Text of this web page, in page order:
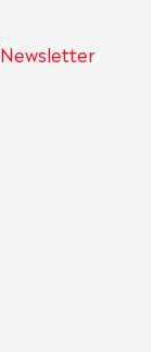
Newsletter